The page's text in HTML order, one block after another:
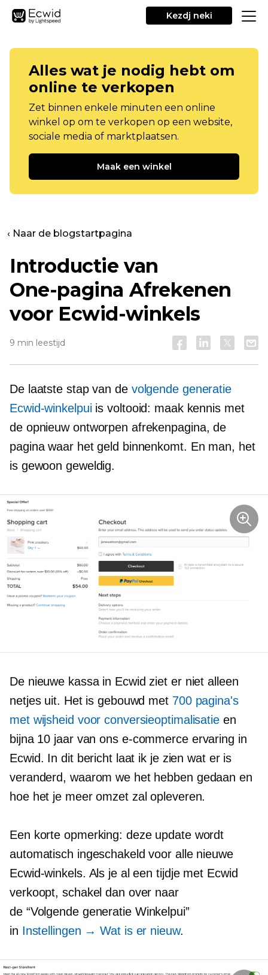
Kezdj neki
Alles wat je nodig hebt om
online te verkopen
Zet binnen enkele minuten een online
winkel op om te verkopen op een website,
sociale media of marktplaatsen.
Maak een winkel
‹ Naar de blogstartpagina
Introductie van
One-pagina Afrekenen
voor Ecwid-winkels
9 min leestijd
De laatste stap van de volgende generatie
Ecwid-winkelpuiis voltooid: maak kennis met
de opnieuw ontworpen afrekenpagina, de
pagina waar het geld binnenkomt. En man, het
is gewoon geweldig.
De nieuwe kassa in Ecwid ziet er niet alleen
netjes uit. Het is gebouwd met 700 pagina's
met wijsheid voor conversieoptimalisatie en
bijna 10 jaar van ons e-commerceervaring in
Ecwid. In dit bericht laat ik je zien wat er is
veranderd, waarom we het hebben gedaan en
hoe het je meer omzet zal opleveren.
Een korte opmerking: deze update wordt
automatisch ingeschakeld voor alle nieuwe
Ecwid-winkels. Als je al een tijdje met Ecwid
verkoopt, schakel dan over naar
de “Volgende generatieWinkelpui”
in Instellingen → Wat is er nieuw.